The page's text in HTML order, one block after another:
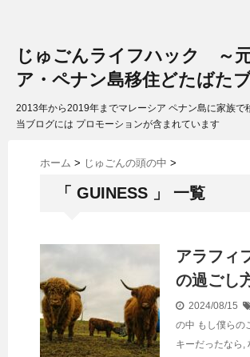
じゅごんライフハック ～
ア・ペナン島移住どたばた
2013年から2019年までマレーシア ペナン島に家族で
当ブログには プロモーションが含まれています
ホーム > じゅごんの頭の中 >
「 GUINESS 」 一覧
アラフィ
の過ごし
2024/08/15
の中 もし僕らの
キーだったなら ,